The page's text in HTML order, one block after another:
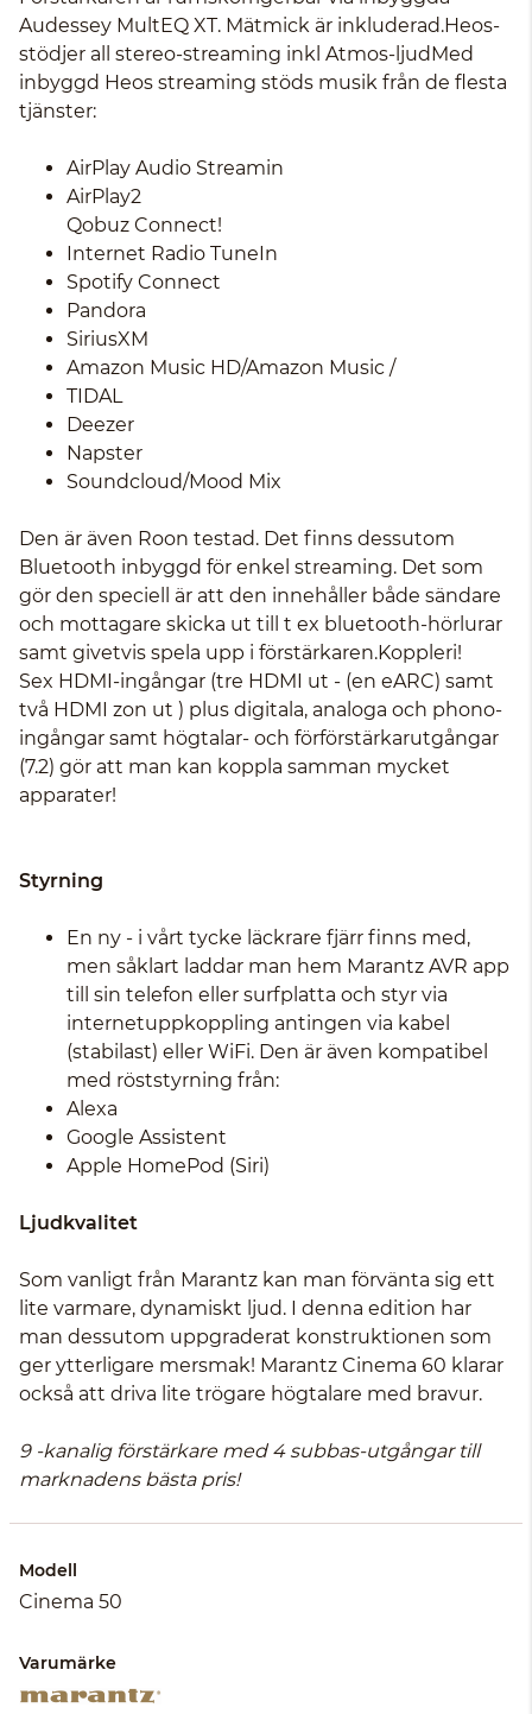
Audessey MultEQ XT. Mätmick är inkluderad.Heos-
stödjer all stereo-streaming inkl Atmos-ljudMed
inbyggd Heos streaming stöds musik från de flesta
tjänster:
AirPlay Audio Streamin
AirPlay2
Qobuz Connect!
Internet Radio TuneIn
Spotify Connect
Pandora
SiriusXM
Amazon Music HD/Amazon Music /
TIDAL
Deezer
Napster
Soundcloud/Mood Mix
Den är även Roon testad. Det finns dessutom
Bluetooth inbyggd för enkel streaming. Det som
gör den speciell är att den innehåller både sändare
och mottagare skicka ut till t ex bluetooth-hörlurar
samt givetvis spela upp i förstärkaren.Koppleri!
Sex HDMI-ingångar (tre HDMI ut - (en eARC) samt
två HDMI zon ut ) plus digitala, analoga och phono-
ingångar samt högtalar- och förförstärkarutgångar
(7.2) gör att man kan koppla samman mycket
apparater!
Styrning
En ny - i vårt tycke läckrare fjärr finns med,
men såklart laddar man hem Marantz AVR app
till sin telefon eller surfplatta och styr via
internetuppkoppling antingen via kabel
(stabilast) eller WiFi. Den är även kompatibel
med röststyrning från:
Alexa
Google Assistent
Apple HomePod (Siri)
Ljudkvalitet
Som vanligt från Marantz kan man förvänta sig ett
lite varmare, dynamiskt ljud. I denna edition har
man dessutom uppgraderat konstruktionen som
ger ytterligare mersmak! Marantz Cinema 60 klarar
också att driva lite trögare högtalare med bravur.
9 -kanalig förstärkare med 4 subbas-utgångar till
marknadens bästa pris!
Modell
Cinema 50
Varumärke